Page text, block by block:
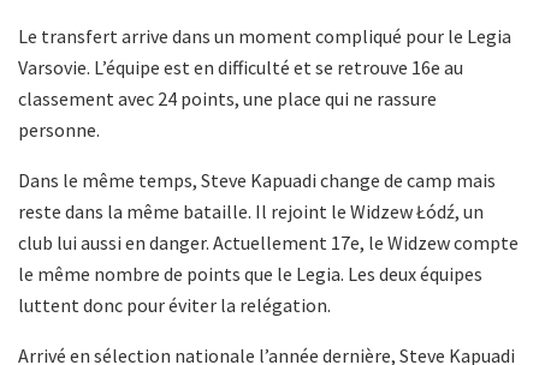
Le transfert arrive dans un moment compliqué pour le Legia
Varsovie. L’équipe est en difficulté et se retrouve 16e au
classement avec 24 points, une place qui ne rassure
personne.
Dans le même temps, Steve Kapuadi change de camp mais
reste dans la même bataille. Il rejoint le Widzew Łódź, un
club lui aussi en danger. Actuellement 17e, le Widzew compte
le même nombre de points que le Legia. Les deux équipes
luttent donc pour éviter la relégation.
Arrivé en sélection nationale l’année dernière, Steve Kapuadi